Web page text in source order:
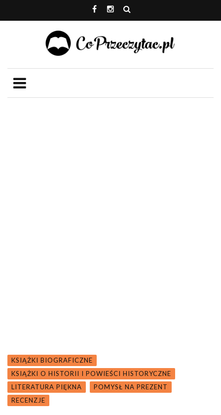
KSIĄŻKI BIOGRAFICZNE
KSIĄŻKI O HISTORII I POWIEŚCI HISTORYCZNE
LITERATURA PIĘKNA
POMYSŁ NA PREZENT
RECENZJE